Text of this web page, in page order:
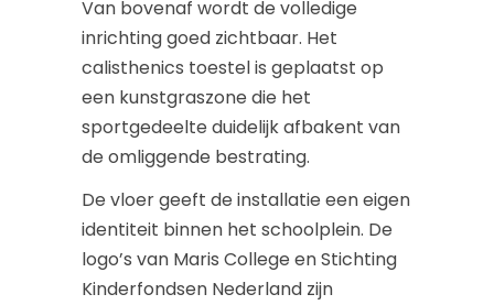
Van bovenaf wordt de volledige
inrichting goed zichtbaar. Het
calisthenics toestel is geplaatst op
een kunstgraszone die het
sportgedeelte duidelijk afbakent van
de omliggende bestrating.
De vloer geeft de installatie een eigen
identiteit binnen het schoolplein. De
logo’s van Maris College en Stichting
Kinderfondsen Nederland zijn